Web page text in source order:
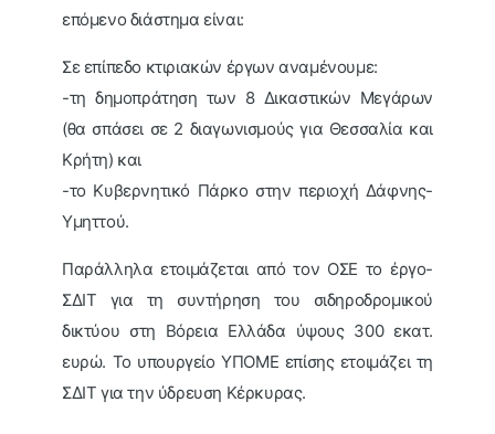
επόμενο διάστημα είναι:
Σε επίπεδο κτιριακών έργων αναμένουμε:
-τη δημοπράτηση των 8 Δικαστικών Μεγάρων
(θα σπάσει σε 2 διαγωνισμούς για Θεσσαλία και
Κρήτη) και
-το Κυβερνητικό Πάρκο στην περιοχή Δάφνης-
Υμηττού.
Παράλληλα ετοιμάζεται από τον ΟΣΕ το έργο-
ΣΔΙΤ για τη συντήρηση του σιδηροδρομικού
δικτύου στη Βόρεια Ελλάδα ύψους 300 εκατ.
ευρώ. Το υπουργείο ΥΠΟΜΕ επίσης ετοιμάζει τη
ΣΔΙΤ για την ύδρευση Κέρκυρας.